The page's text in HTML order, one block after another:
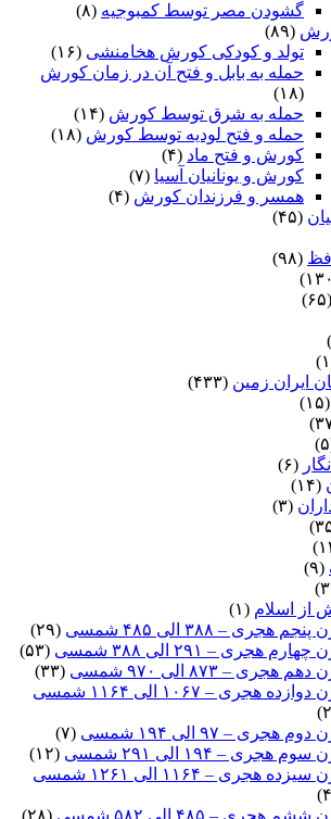
گشودن مصر توسط کمبوجیه (۸)
(۸۹)
تولد و کودکی کورش هخامنشی (۱۶)
حمله به بابل و فتح آن در زمان کورش
(۱۸)
حمله به شرق توسط کورش (۱۴)
حمله و فتح لودیه توسط کورش (۱۸)
کورش و فتح ماد (۴)
کورش و یونانیان آسیا (۷)
همسر و فرزندان کورش (۴)
(۴۵)
(۹۸)
(۶۵)
ایران زمین (۴۳۳)
(۱۵)
(۶)
(۱۴)
(۳)
(۹)
از اسلام (۱)
هجری – ۳۸۸ الی ۴۸۵ شمسی
(۲۹)
هجری – ۲۹۱ الی ۳۸۸ شمسی
(۵۳)
هجری – ۸۷۳ الی ۹۷۰ شمسی
(۳۳)
هجری – ۱۰۶۷ الی ۱۱۶۴ شمسی
هجری – ۹۷ الی ۱۹۴ شمسی
(۷)
هجری – ۱۹۴ الی ۲۹۱ شمسی
(۱۲)
هجری – ۱۱۶۴ الی ۱۲۶۱ شمسی
هجری – ۴۸۵ الی ۵۸۲ شمسی
(۲۸)